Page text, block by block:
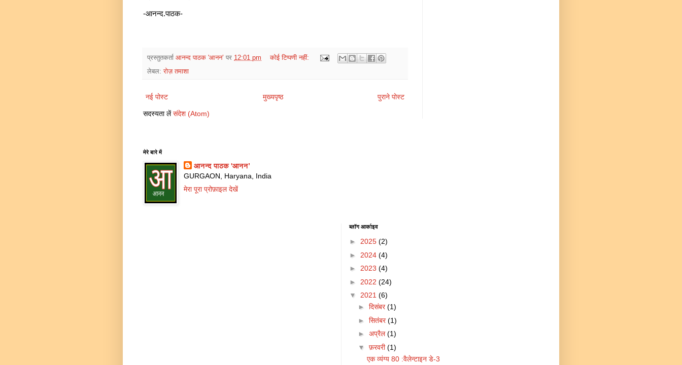
-आनन्द.पाठक-
प्रस्तुतकर्ता आनन्द पाठक 'आनन’ पर 12:01 pm
कोई टिप्पणी नहीं:
लेबल:रोज़ तमाशा
नई पोस्ट पुराने पोस्ट
मुख्यपृष्ठ
सदस्यता लेंसंदेश (Atom)
मेरे बारे में
आनन्द पाठक 'आनन’
GURGAON, Haryana, India
मेरा पूरा प्रोफ़ाइल देखें
ब्लॉग आर्काइव
► 2025 (2)
► 2024 (4)
► 2023 (4)
► 2022 (24)
▼ 2021 (6)
► दिसंबर(1)
► सितंबर(1)
► अप्रैल(1)
▼ फ़रवरी(1)
एक व्यंग्य 80 :वैलेन्टाइन डे-3